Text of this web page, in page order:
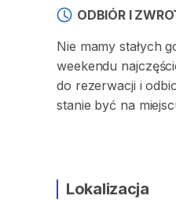
ODBIÓR I
Nie mamy stałych
weekendu
do rezerwacji i
stanie być na
Lokalizacja